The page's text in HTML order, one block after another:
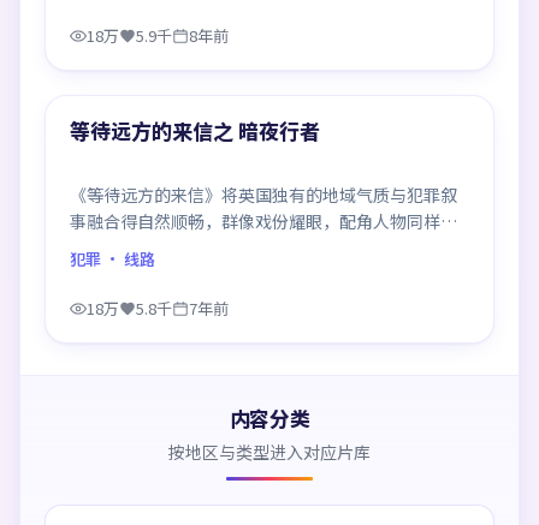
18万 5.9千 8年前
热门
等待远方的来信之 暗夜行者
《等待远方的来信》将英国独有的地域气质与犯罪叙
事融合得自然顺畅，群像戏份耀眼，配角人物同样鲜
活，整部作品质感扎实。
犯罪 · 线路
18万 5.8千 7年前
内容分类
按地区与类型进入对应片库